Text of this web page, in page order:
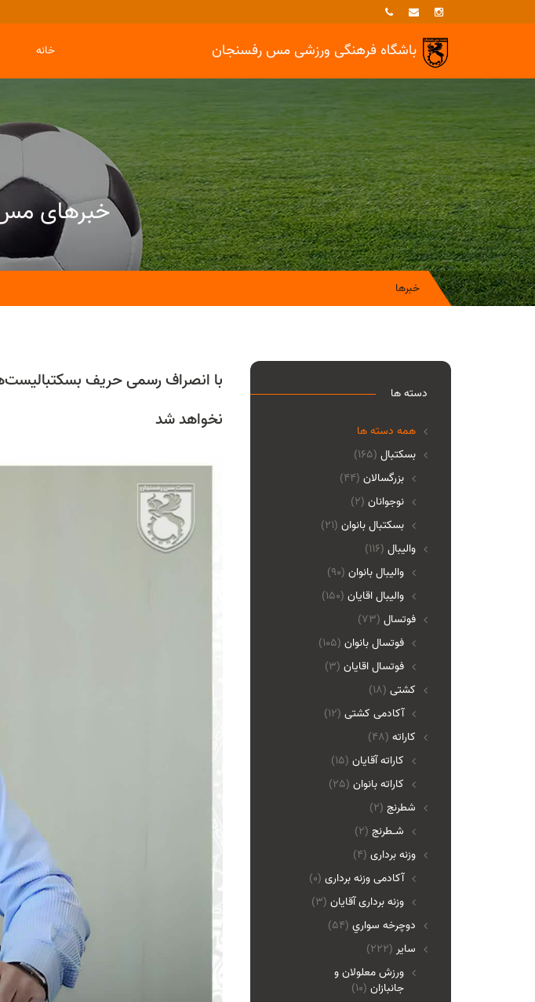
باشگاه فرهنگی ورزشیمس رفسنجان خانه
خبرهای
خبرها
با انصراف رسمی حریف
نخواهد شد
دسته ها
همه دسته ها
(165) بسکتبال
بزرگسالان (44)
نوجوانان (2)
بسکتبال بانوان (21)
(116) والیبال
واليبال بانوان (90)
واليبال اقايان (150)
(73) فوتسال
فوتسال بانوان (105)
فوتسال اقايان (3)
(18) کشتی
آکادمی کشتی (12)
(48) کاراته
کاراته آقایان (15)
کاراته بانوان (25)
(2) شطرنج
شـطرنج (2)
(4) وزنه برداری
آکادمی وزنه برداری (0)
وزنه برداری آقایان (3)
(54) دوچرخه سواري
(222) ساير
ورزش معلولان و
جانبازان (10)